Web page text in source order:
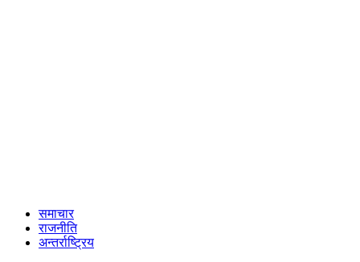
समाचार
राजनीति
अन्तर्राष्ट्रिय